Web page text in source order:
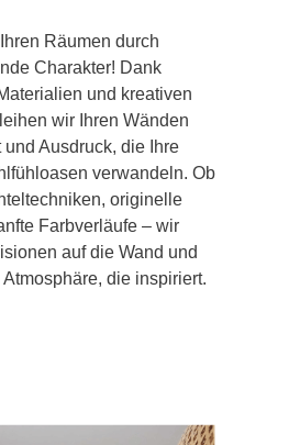
Räumen durch
Charakter! Dank
und kreativen
wir Ihren Wänden
Ausdruck, die Ihre
verwandeln. Ob
originelle
Farbverläufe – wir
auf die Wand und
die inspiriert.